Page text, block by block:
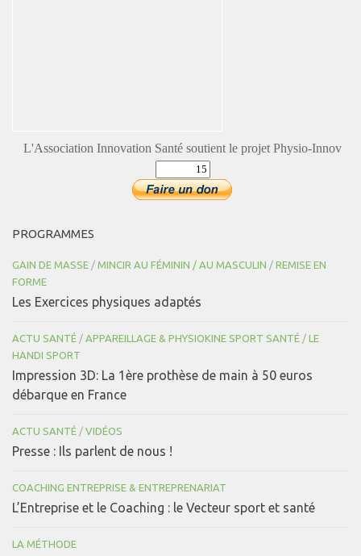
L'Association Innovation Santé soutient le projet Physio-Innov
PROGRAMMES
GAIN DE MASSE / MINCIR AU FÉMININ / AU MASCULIN / REMISE EN
FORME
Les Exercices physiques adaptés
ACTU SANTÉ / APPAREILLAGE & PHYSIOKINE SPORT SANTÉ / LE
HANDI SPORT
Impression 3D: La 1ère prothèse de main à 50 euros
débarque en France
ACTU SANTÉ / VIDÉOS
Presse : Ils parlent de nous !
COACHING ENTREPRISE & ENTREPRENARIAT
L’Entreprise et le Coaching : le Vecteur sport et santé
LA MÉTHODE